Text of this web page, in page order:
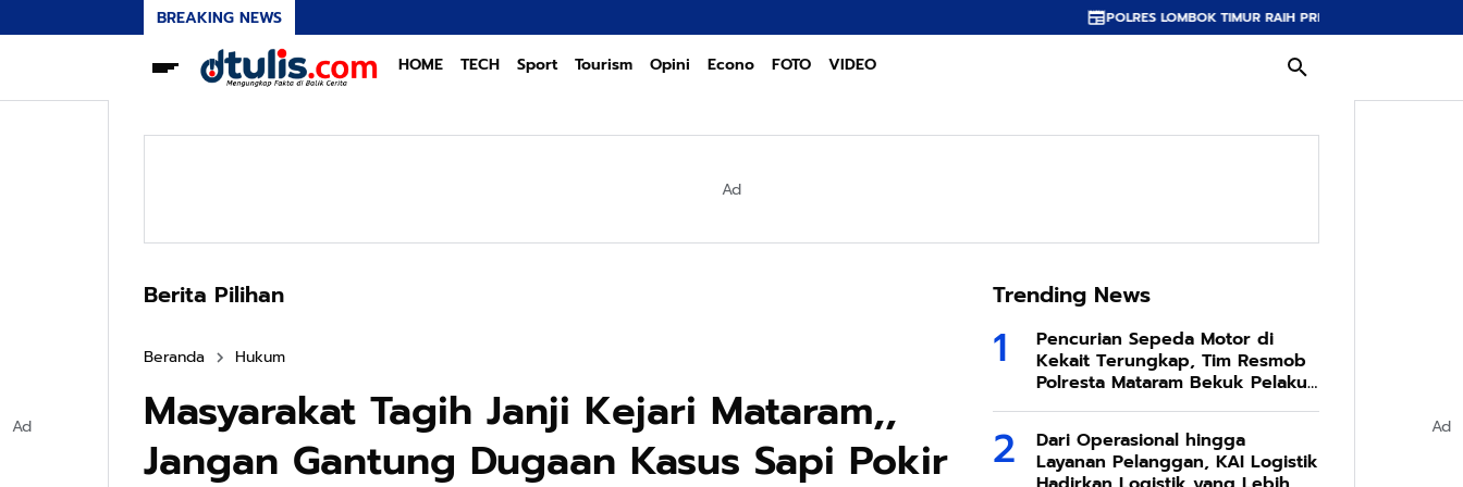
BREAKING NEWS POLRES LOMBOK TIMUR RAIH PREDIKAT A PELAYANAN PRIMA, TERBAIK DI
HOME TECH Sport Tourism Opini Econo FOTO VIDEO
Ad
Berita Pilihan
Beranda Hukum
Masyarakat Tagih Janji Kejari Mataram,,
Jangan Gantung Dugaan Kasus Sapi Pokir
Trending News
Pencurian Sepeda Motor di
Kekait Terungkap, Tim Resmob
Polresta Mataram Bekuk Pelaku
di Sesela
Dari Operasional hingga
Layanan Pelanggan, KAI Logistik
Ad Ad